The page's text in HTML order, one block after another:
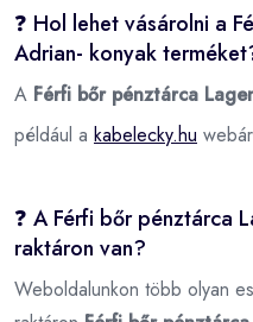
❓ Hol lehet vásárolni a
Adrian- konyak
A Férfi bőr pénztárca
például a kabelecky.hu
❓ A Férfi bőr pénztárca
raktáron van?
Weboldalunkon több olyan